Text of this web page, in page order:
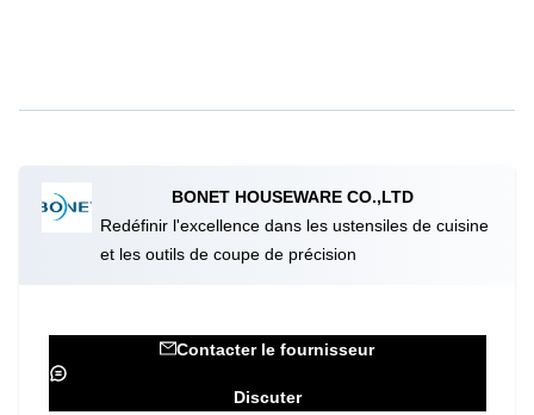
BONET HOUSEWARE CO.,LTD
Redéfinir l'excellence dans les ustensiles de cuisine
et les outils de coupe de précision
Contacter le fournisseur
Discuter